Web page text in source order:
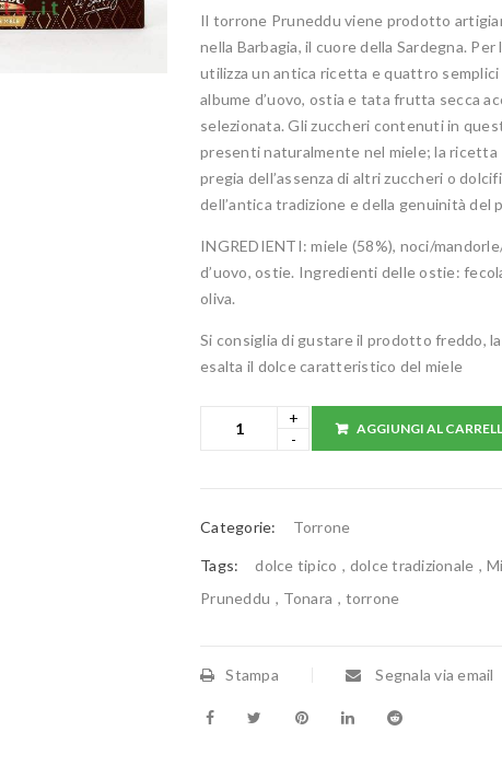
Il torrone Pruneddu viene prodotto
nella Barbagia, il cuore della Sardegna.
utilizza un antica ricetta e quattro
albume d’uovo, ostia e tata frutta secca
selezionata. Gli zuccheri contenuti in
presenti naturalmente nel miele; la
pregia dell’assenza di altri zuccheri o
dell’antica tradizione e della genuinità del
INGREDIENTI: miele (58%), noci/
d’uovo, ostie. Ingredienti delle ostie:
oliva.
Si consiglia di gustare il prodotto freddo,
esalta il dolce caratteristico del miele
AGGIUNGI AL
Categorie: Torrone
Tags: dolce tipico , dolce tradizionale ,
Pruneddu , Tonara , torrone
Stampa Segnala via email